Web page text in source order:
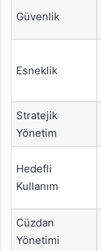
Güvenlik
Esneklik
Stratejik
Yönetim
Hedefli
Kullanım
Cüzdan
Yönetimi